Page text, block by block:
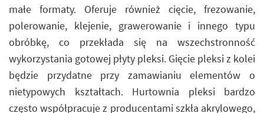
małe formaty. Oferuje również cięcie, frezowanie,
polerowanie, klejenie, grawerowanie i innego typu
obróbkę, co przekłada się na wszechstronność
wykorzystania gotowej płyty pleksi. Gięcie pleksi z kolei
będzie przydatne przy zamawianiu elementów o
nietypowych kształtach. Hurtownia pleksi bardzo
często współpracuje z producentami szkła akrylowego,